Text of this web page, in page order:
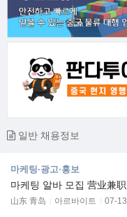
일반 채용정보
마케팅·광고·홍보
마케팅 알바 모집 营业兼职
山东 青岛 아르바이트 07-13